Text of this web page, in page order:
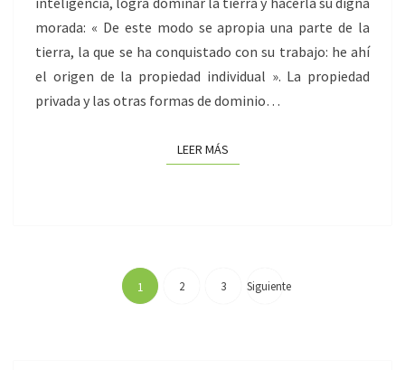
morada: « De este modo se apropia una parte de la
tierra, la que se ha conquistado con su trabajo: he ahí
el origen de la propiedad individual ». La propiedad
privada y las otras formas de dominio…
LEER MÁSLEER MÁS
de
1 2 3 Siguiente